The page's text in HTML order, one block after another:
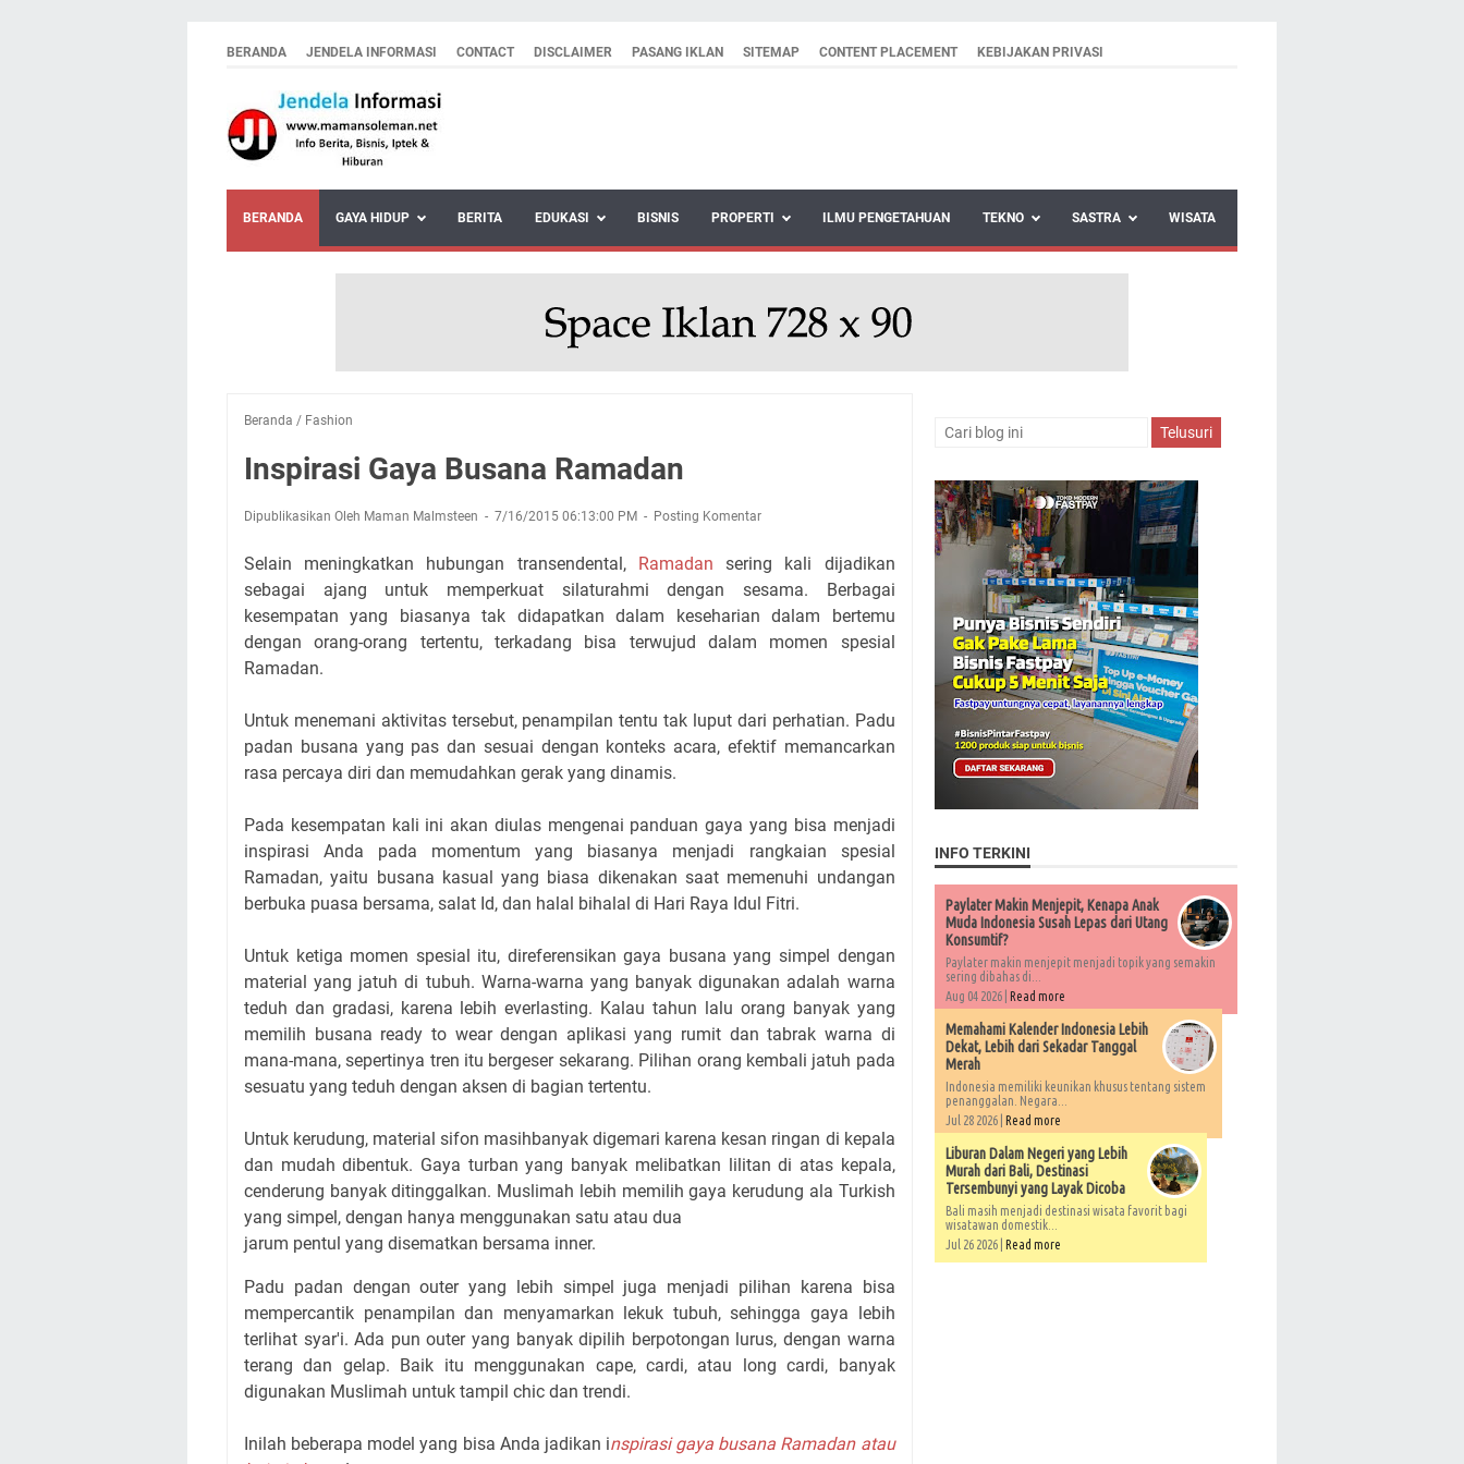
BERANDA JENDELA INFORMASI CONTACT DISCLAIMER PASANG IKLAN SITEMAP CONTENT PLACEMENT KEBIJAKAN PRIVASI
BERANDA GAYA HIDUP BERITA EDUKASI BISNIS PROPERTI ILMU PENGETAHUAN TEKNO SASTRA WISATA
Beranda / Fashion
Inspirasi Gaya Busana Ramadan
Dipublikasikan Oleh Maman Malmsteen 7/16/2015 06:13:00 PM Posting Komentar
Selain meningkatkan hubungan transendental, Ramadan sering kali dijadikan
sebagai ajang untuk memperkuat silaturahmi dengan sesama. Berbagai
kesempatan yang biasanya tak didapatkan dalam keseharian dalam bertemu
dengan orang-orang tertentu, terkadang bisa terwujud dalam momen spesial
Ramadan.
Untuk menemani aktivitas tersebut, penampilan tentu tak luput dari perhatian. Padu
padan busana yang pas dan sesuai dengan konteks acara, efektif memancarkan
rasa percaya diri dan memudahkan gerak yang dinamis.
Pada kesempatan kali ini akan diulas mengenai panduan gaya yang bisa menjadi
inspirasi Anda pada momentum yang biasanya menjadi rangkaian spesial
Ramadan, yaitu busana kasual yang biasa dikenakan saat memenuhi undangan
berbuka puasa bersama, salat Id, dan halal bihalal di Hari Raya Idul Fitri.
Untuk ketiga momen spesial itu, direferensikan gaya busana yang simpel dengan
material yang jatuh di tubuh. Warna-warna yang banyak digunakan adalah warna
teduh dan gradasi, karena lebih everlasting. Kalau tahun lalu orang banyak yang
memilih busana ready to wear dengan aplikasi yang rumit dan tabrak warna di
mana-mana, sepertinya tren itu bergeser sekarang. Pilihan orang kembali jatuh pada
sesuatu yang teduh dengan aksen di bagian tertentu.
Untuk kerudung, material sifon masihbanyak digemari karena kesan ringan di kepala
dan mudah dibentuk. Gaya turban yang banyak melibatkan lilitan di atas kepala,
cenderung banyak ditinggalkan. Muslimah lebih memilih gaya kerudung ala Turkish
yang simpel, dengan hanya menggunakan satu atau dua
jarum pentul yang disematkan bersama inner.
Padu padan dengan outer yang lebih simpel juga menjadi pilihan karena bisa
mempercantik penampilan dan menyamarkan lekuk tubuh, sehingga gaya lebih
terlihat syar'i. Ada pun outer yang banyak dipilih berpotongan lurus, dengan warna
terang dan gelap. Baik itu menggunakan cape, cardi, atau long cardi, banyak
digunakan Muslimah untuk tampil chic dan trendi.
Inilah beberapa model yang bisa Anda jadikan inspirasi gaya busana Ramadan atau
INFO TERKINI
Paylater Makin Menjepit, Kenapa Anak
Muda Indonesia Susah Lepas dari Utang
Konsumtif?
Paylater makin menjepit menjadi topik yang semakin
sering dibahas di...
Aug 04 2026 | Read more
Memahami Kalender Indonesia Lebih
Dekat, Lebih dari Sekadar Tanggal
Merah
Indonesia memiliki keunikan khusus tentang sistem
penanggalan. Negara...
Jul 28 2026 | Read more
Liburan Dalam Negeri yang Lebih
Murah dari Bali, Destinasi
Tersembunyi yang Layak Dicoba
Bali masih menjadi destinasi wisata favorit bagi
wisatawan domestik...
Jul 26 2026 | Read more